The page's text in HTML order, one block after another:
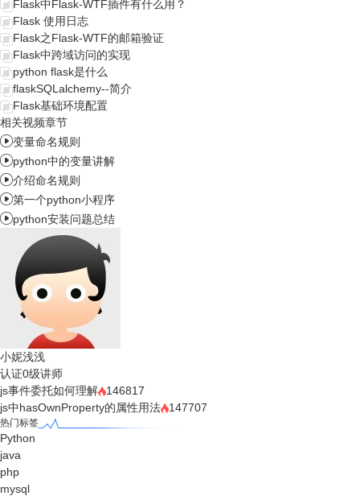
Flask中Flask-WTF插件有什么用？
Flask 使用日志
Flask之Flask-WTF的邮箱验证
Flask中跨域访问的实现
python flask是什么
flaskSQLalchemy--简介
Flask基础环境配置
相关视频章节
变量命名规则
python中的变量讲解
介绍命名规则
第一个python小程序
python安装问题总结
小妮浅浅
认证0级讲师
js事件委托如何理解
146817
js中hasOwnProperty的属性用法
147707
热门标签
Python
java
php
mysql